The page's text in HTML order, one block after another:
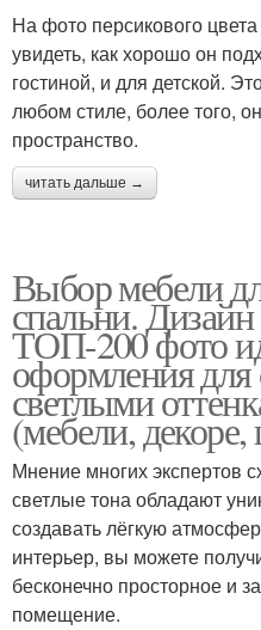
На фото персикового
увидеть, как хорошо он
гостиной, и для детской.
любом стиле, более того,
пространство.
читать дальше →
Выбор мебели
спальни.
ТОП-200 фото
оформления для
светлыми
(мебели,
Мнение многих экспертов
светлые тона обладают
создавать лёгкую
интерьер, вы можете
бесконечно просторное и
помещение.